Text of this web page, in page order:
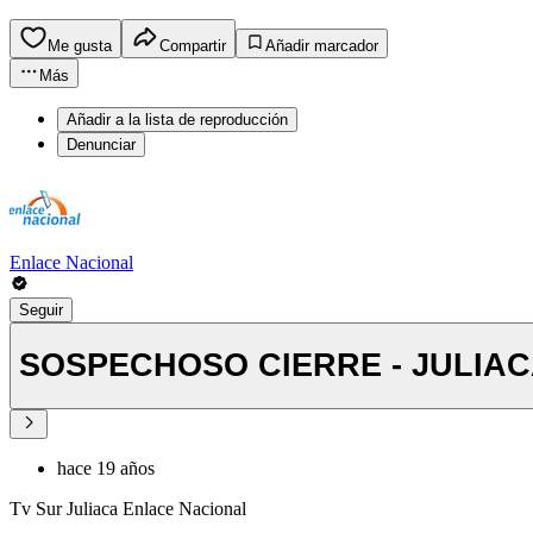
Me gusta Compartir
Añadir marcador
Más
Añadir a la lista de reproducción
Denunciar
Enlace Nacional
Seguir
SOSPECHOSO CIERRE -
hace 19 años
Tv Sur Juliaca Enlace Nacional